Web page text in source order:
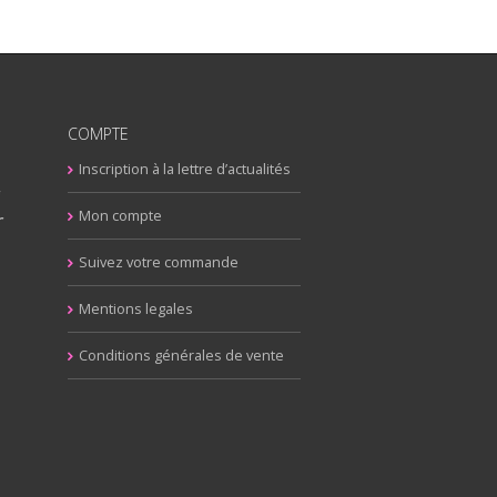
COMPTE
Inscription à la lettre d’actualités
Mon compte
Suivez votre commande
Mentions legales
Conditions générales de vente